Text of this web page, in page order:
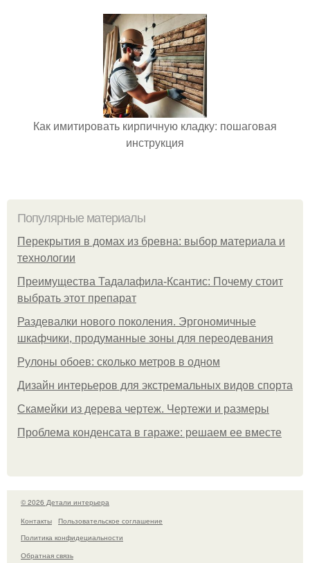
Как имитировать кирпичную кладку: пошаговая
инструкция
Популярные материалы
Перекрытия в домах из бревна: выбор материала и
технологии
Преимущества Тадалафила-Ксантис: Почему стоит
выбрать этот препарат
Раздевалки нового поколения. Эргономичные
шкафчики, продуманные зоны для переодевания
Рулоны обоев: сколько метров в одном
Дизайн интерьеров для экстремальных видов спорта
Скамейки из дерева чертеж. Чертежи и размеры
Проблема конденсата в гараже: решаем ее вместе
© 2026 Детали интерьера
Контакты
Пользовательское соглашение
Политика конфидециальности
Обратная связь